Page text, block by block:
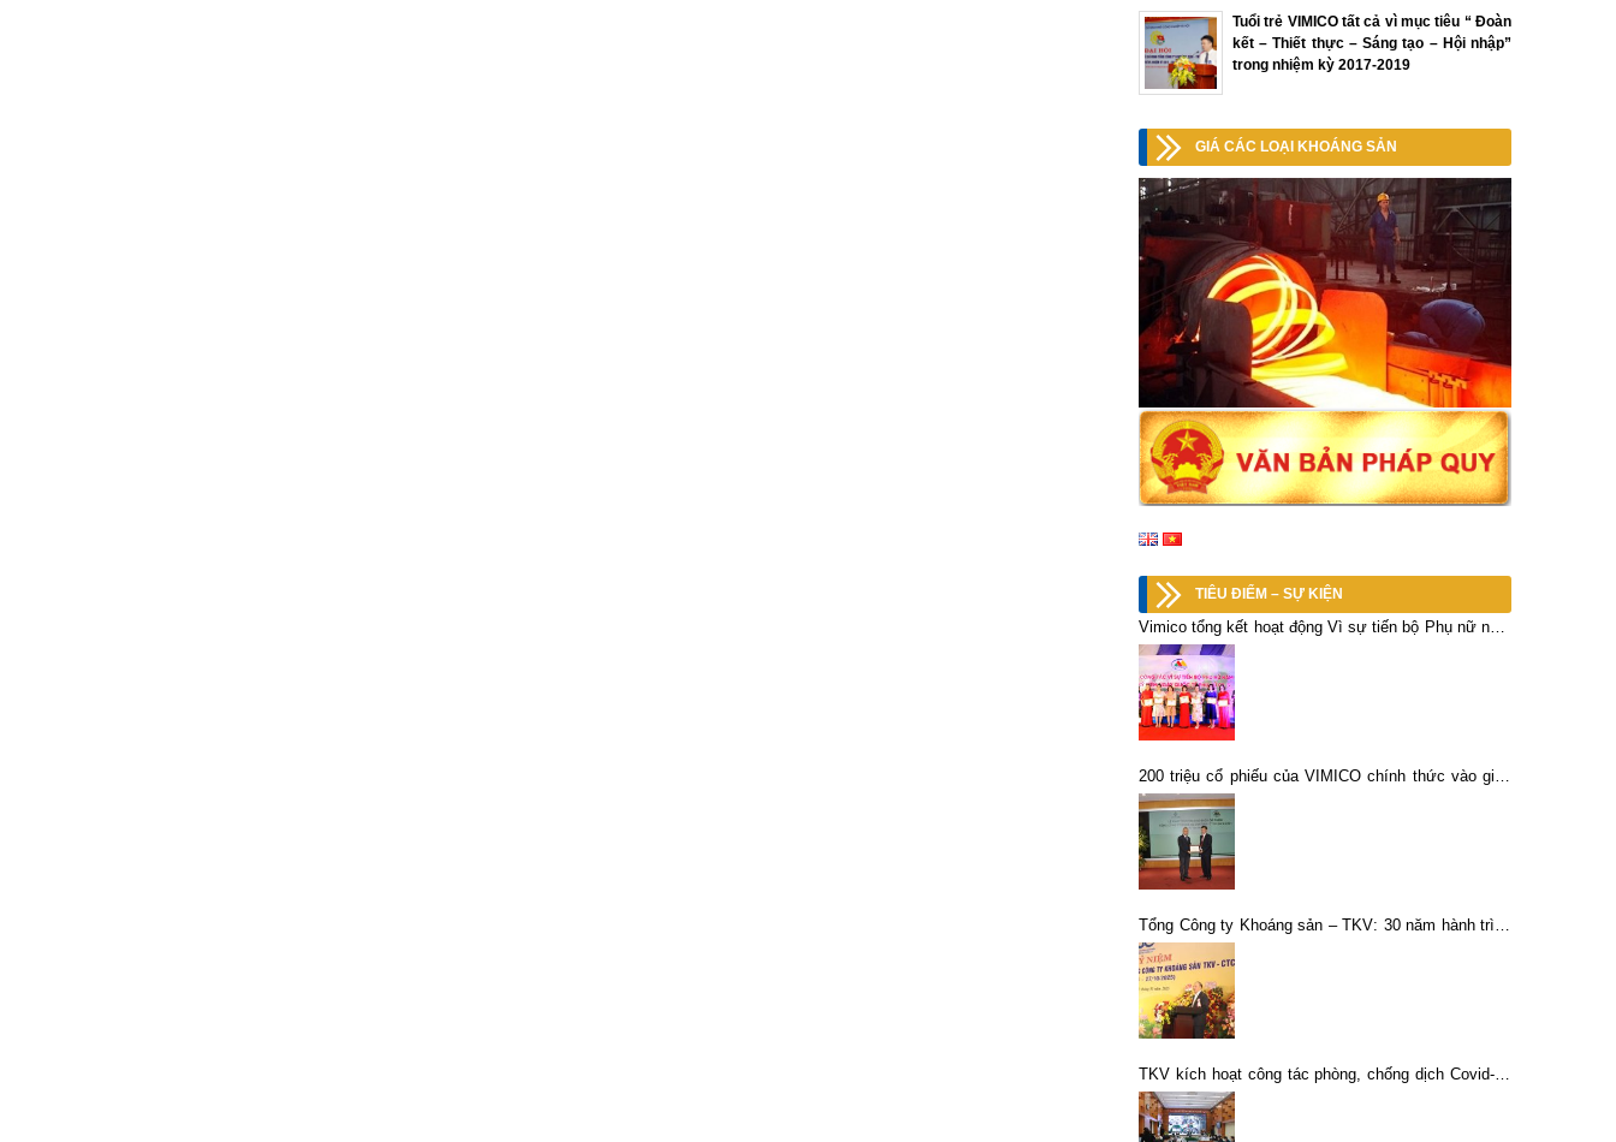
Tuổi trẻ VIMICO tất cả vì mục tiêu “ Đoàn
kết – Thiết thực – Sáng tạo – Hội nhập”
trong nhiệm kỳ 2017-2019
GIÁ CÁC LOẠI KHOÁNG SẢN
TIÊU ĐIỂM – SỰ KIỆN
Vimico tổng kết hoạt động Vì sự tiến bộ Phụ nữ năm
2022
200 triệu cổ phiếu của VIMICO chính thức vào giao
dịch trên thị trường Upcom
Tổng Công ty Khoáng sản – TKV: 30 năm hành trình
“Khơi nguồn khoáng sản, kiến tạo tương lai”
TKV kích hoạt công tác phòng, chống dịch Covid-19
ở trạng thái cao nhất